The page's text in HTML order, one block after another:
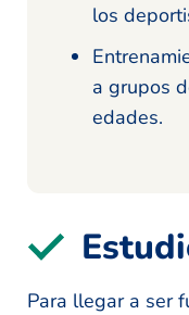
los
a grupos
edades.
Para llegar a ser